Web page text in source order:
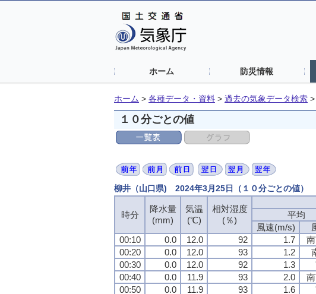
ホーム 防災情報
ホーム > 各種データ・資料 > 過去の気象データ検索 >
１０分ごとの値
柳井（山口県) 2024年3月25日（１０分ごとの値）
時分
降水量
(mm)
気温
(℃)
相対湿度
(％)
平均
風速(m/s)
00:10
0.0 12.0 92 1.7
00:20
0.0 12.0 93 1.2
00:30
0.0 12.0 92 1.3
00:40
0.0 11.9 93 2.0
00:50
0.0 11.9 93 1.6